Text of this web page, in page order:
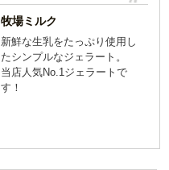
牧場ミルク
新鮮な生乳をたっぷり使用し
たシンプルなジェラート。
当店人気No.1ジェラートで
す！